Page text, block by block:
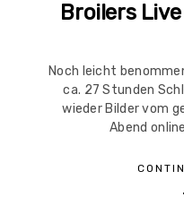
Broilers
Noch leicht
ca. 27 Stunden
wieder Bilder vom
Abend